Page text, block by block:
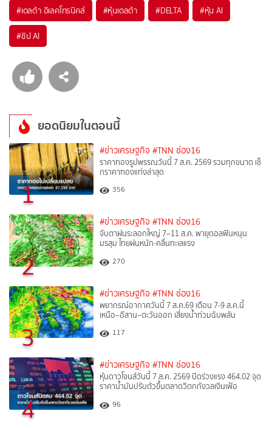
#เดลต้า อิเลคโทรนิคส์ #หุ้นเดลต้า #DELTA #หุ้น AI
#ชิป AI
ยอดนิยมในตอนนี้
1
#ข่าวเศรษฐกิจ #TNN ช่อง16
ราคาทองรูปพรรณวันนี้ 7 ส.ค. 2569 รวมทุกขนาด เช็
กราคาทองแท่งล่าสุด
356
2
#ข่าวเศรษฐกิจ #TNN ช่อง16
จับตาฝนระลอกใหญ่ 7–11 ส.ค. พายุดอลฟินหนุน
มรสุม ไทยฝนหนัก-คลื่นทะเลแรง
270
3
#ข่าวเศรษฐกิจ #TNN ช่อง16
พยากรณ์อากาศวันนี้ 7 ส.ค.69 เตือน 7-9 ส.ค.นี้
เหนือ–อีสาน–ตะวันออก เสี่ยงน้ำท่วมฉับพลัน
117
4
#ข่าวเศรษฐกิจ #TNN ช่อง16
หุ้นดาวโจนส์วันนี้ 7 ส.ค. 2569 ปิดร่วงแรง 464.02 จุด
ราคาน้ำมันปรับตัวขึ้นตลาดวิตกกังวลเงินเฟ้อ
96